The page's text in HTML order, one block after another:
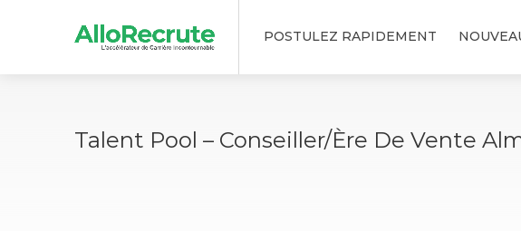
POSTULEZ RAPIDEMENT
Talent Pool – Conseiller/ère De Vente